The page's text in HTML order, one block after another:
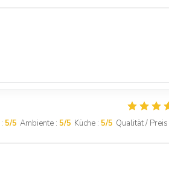
: 5/5 Ambiente : 5/5 Küche : 5/5 Qualität / Preis